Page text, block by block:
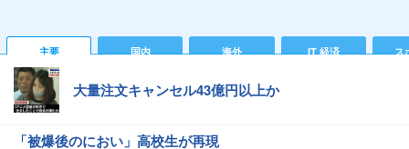
主要 国内 海外 IT 経済 ス
大量注文キャンセル43億円以上か
「被爆後のにおい」高校生が再現